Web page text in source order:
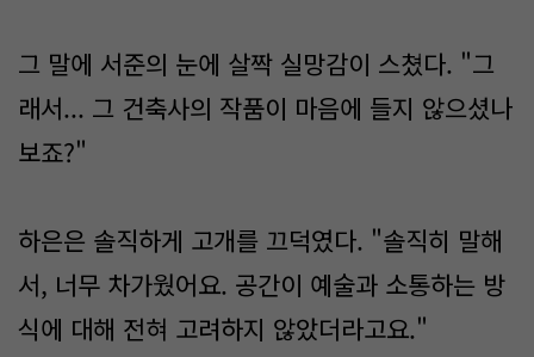
그 말에 서준의 눈에 살짝 실망감이 스쳤다. "그
래서... 그 건축사의 작품이 마음에 들지 않으셨나
보죠?"
하은은 솔직하게 고개를 끄덕였다. "솔직히 말해
서, 너무 차가웠어요. 공간이 예술과 소통하는 방
식에 대해 전혀 고려하지 않았더라고요."